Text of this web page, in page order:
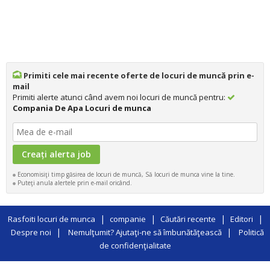
Primiti cele mai recente oferte de locuri de muncă prin e-
mail
Primiti alerte atunci când avem noi locuri de muncă pentru:
Compania De Apa Locuri de munca
Economisiţi timp găsirea de locuri de muncă, Să locuri de munca vine la tine.
Puteţi anula alertele prin e-mail oricând.
Rasfoiti locuri de munca | companie | Căutări recente | Editori |
Despre noi | Nemulţumit? Ajutaţi-ne să îmbunătăţească |
Politică
de confidenţialitate